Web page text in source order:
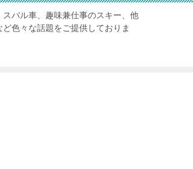
バル車、趣味兼仕事のスキー、他
色々な話題をご提供しておりま